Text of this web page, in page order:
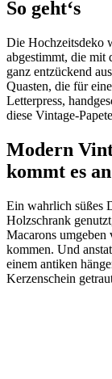
So geht‘s
Die Hochzeitsdeko
abgestimmt, die mit
ganz entzückend
Quasten, die für
Letterpress,
diese Vintage-
Modern
kommt es an
Ein wahrlich süßes
Holzschrank
Macarons
kommen. Und
einem antiken
Kerzenschein